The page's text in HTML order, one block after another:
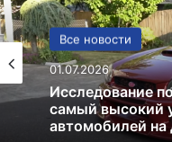
Все новости
01.07.2026
США
13.06.2025
Америка имеет